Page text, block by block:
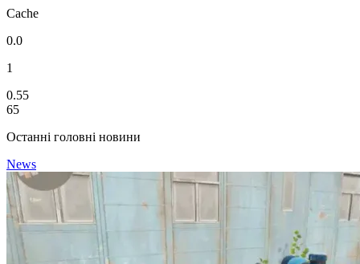
Cache
0.0
1
0.55
65
Останні головні новини
News